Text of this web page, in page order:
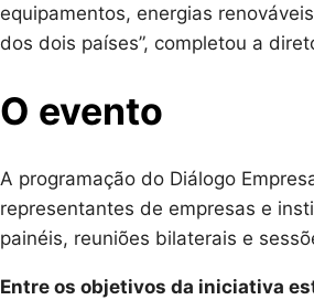
equipamentos, energias
dos dois países”, completou a
O evento
A programação do Diálogo
representantes de empresas e
painéis, reuniões bilaterais e
Entre os objetivos da iniciativa